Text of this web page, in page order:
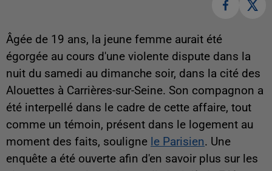
Âgée de 19 ans, la jeune femme aurait été
égorgée au cours d'une violente dispute dans la
nuit du samedi au dimanche soir, dans la cité des
Alouettes à Carrières-sur-Seine. Son compagnon a
été interpellé dans le cadre de cette affaire, tout
comme un témoin, présent dans le logement au
moment des faits, souligne le Parisien. Une
enquête a été ouverte afin d'en savoir plus sur les